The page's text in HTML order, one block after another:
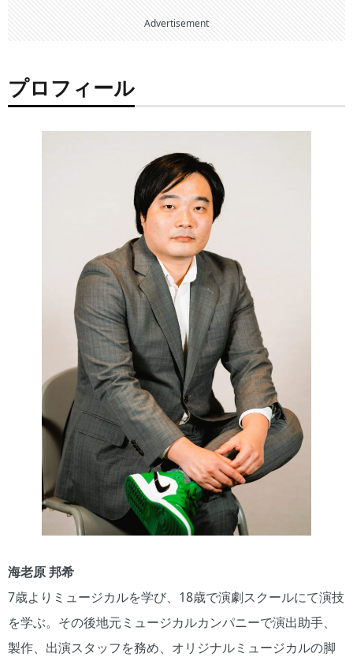
Advertisement
プロフィール
海老原 邦希
7歳よりミュージカルを学び、18歳で演劇スクールにて演技
を学ぶ。その後地元ミュージカルカンパニーで演出助手、
製作、出演スタッフを務め、オリジナルミュージカルの脚